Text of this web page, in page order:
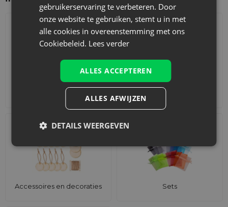
Adventskalenders Katoenen zakjes
Accessoires en decoraties Sets
gebruikerservaring te verbeteren. Door
onze website te gebruiken, stemt u in met
alle cookies in overeenstemming met ons
Cookiebeleid. Lees verder
ALLES ACCEPTEREN
ALLES AFWIJZEN
DETAILS WEERGEVEN